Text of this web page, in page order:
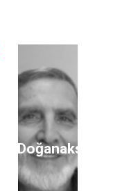
Ali Doğanaksoy